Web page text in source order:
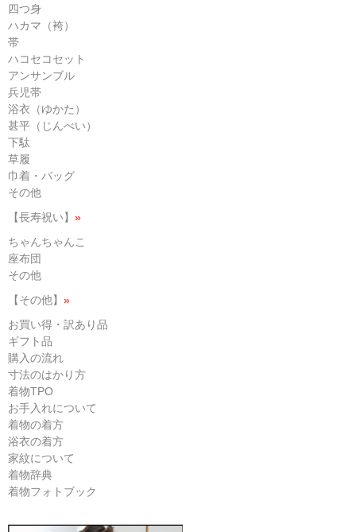
四つ身
ハカマ（袴）
帯
ハコセコセット
アンサンブル
兵児帯
浴衣（ゆかた）
甚平（じんべい）
下駄
草履
巾着・バッグ
その他
【長寿祝い】 »
ちゃんちゃんこ
座布団
その他
【その他】 »
お買い得・訳あり品
ギフト品
購入の流れ
寸法のはかり方
着物TPO
お手入れについて
着物の着方
浴衣の着方
家紋について
着物辞典
着物フォトブック